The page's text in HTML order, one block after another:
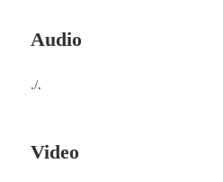
Audio
./.
Video